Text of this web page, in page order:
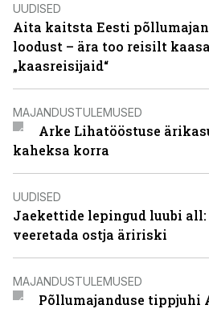
UUDISED
Aita kaitsta Eesti
loodust – ära too reisilt
„kaasreisijaid“
MAJANDUSTULEMUSED
Arke Lihatööstuse
kaheksa korra
UUDISED
Jaekettide lepingud luubi
veeretada ostja äririski
MAJANDUSTULEMUSED
Põllumajanduse tippjuhi